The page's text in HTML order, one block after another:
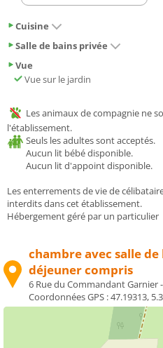
Cuisine
Salle de bains privée
Vue
Vue sur le jardin
Les animaux de compagnie ne
l'établissement.
Seuls les adultes sont acceptés.
Aucun lit bébé disponible.
Aucun lit d'appoint disponible.
Les enterrements de vie de
interdits dans cet établissement.
Hébergement géré par un particulier
chambre avec salle
déjeuner compris
6 Rue du Commandant Garnier
Coordonnées GPS :47.19313,